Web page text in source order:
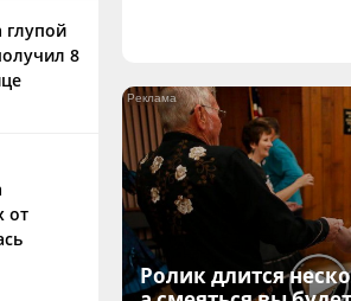
8
от
Ролик длится